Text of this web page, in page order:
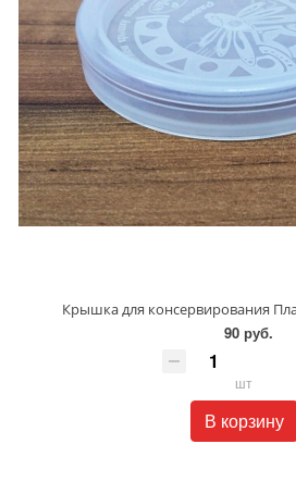
Крышка для консервирования
90 руб.
шт
В корзину